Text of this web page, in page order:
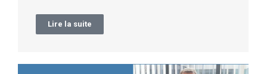
Lire la suite